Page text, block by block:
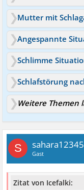
Mutter mit
Schlimme
Weitere Themen
S Gast
Zitat von Icefalki: